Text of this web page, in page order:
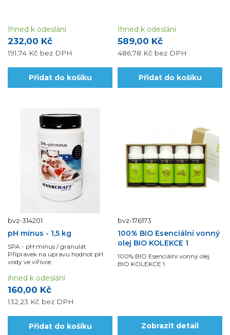
232,00 Kč
191,74 Kč bez DPH
Ihned k odeslání
Přidat do košíku
589,00 Kč
486,78 Kč bez DPH
Ihned k odeslání
Přidat do košíku
bvz-314201
pH minus - 1,5 kg
SPA - pH minus / granulát
Přípravek na úpravu hodnot pH
vody ve vířivce.
160,00 Kč
132,23 Kč bez DPH
ihned k odeslání
Přidat do košíku
bvz-176173
100% BIO Esenciální vonný
olej BIO KOLEKCE 1
100% BIO Esenciální vonný olej
BIO KOLEKCE 1
Zobrazit detail